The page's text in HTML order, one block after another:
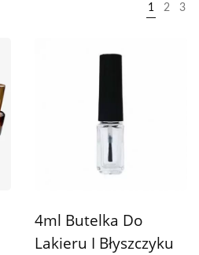
1 2 3
4ml Butelka Do
Lakieru I Błyszczyku